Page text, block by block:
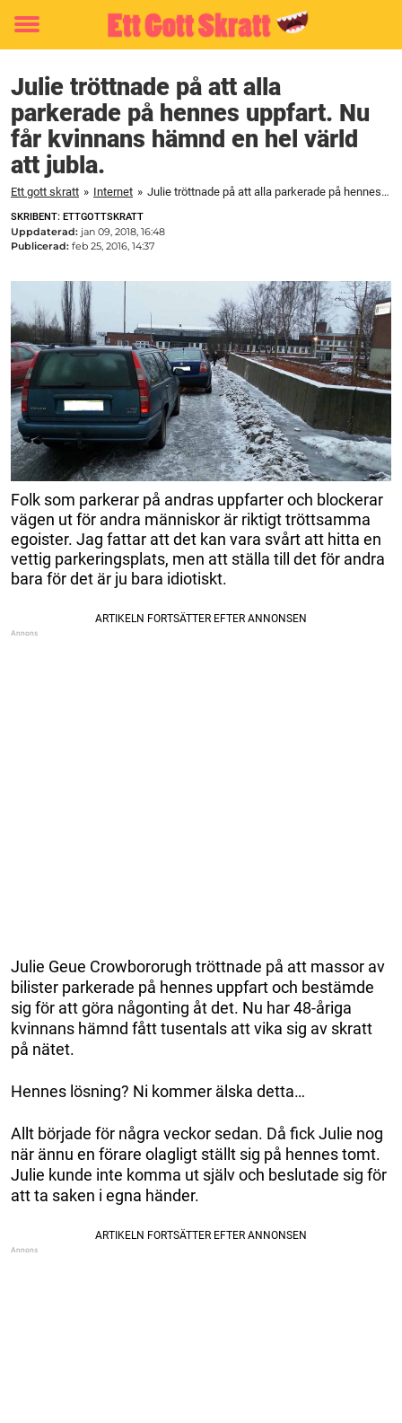
Toggle
Julie tröttnade på att alla
parkerade på hennes uppfart. Nu
får kvinnans hämnd en hel värld
att jubla.
Ett gott skratt » Internet » Julie tröttnade på att alla parkerade på hennes uppfart. Nu får kvinnans hämnd en hel värld att jubla.
SKRIBENT: ETTGOTTSKRATT
Uppdaterad: jan 09, 2018, 16:48
Publicerad: feb 25, 2016, 14:37
Folk som parkerar på andras uppfarter och blockerar
vägen ut för andra människor är riktigt tröttsamma
egoister. Jag fattar att det kan vara svårt att hitta en
vettig parkeringsplats, men att ställa till det för andra
bara för det är ju bara idiotiskt.
Julie Geue Crowbororugh tröttnade på att massor av
bilister parkerade på hennes uppfart och bestämde
sig för att göra någonting åt det. Nu har 48-åriga
kvinnans hämnd fått tusentals att vika sig av skratt
på nätet.
Hennes lösning? Ni kommer älska detta…
Allt började för några veckor sedan. Då fick Julie nog
när ännu en förare olagligt ställt sig på hennes tomt.
Julie kunde inte komma ut själv och beslutade sig för
att ta saken i egna händer.